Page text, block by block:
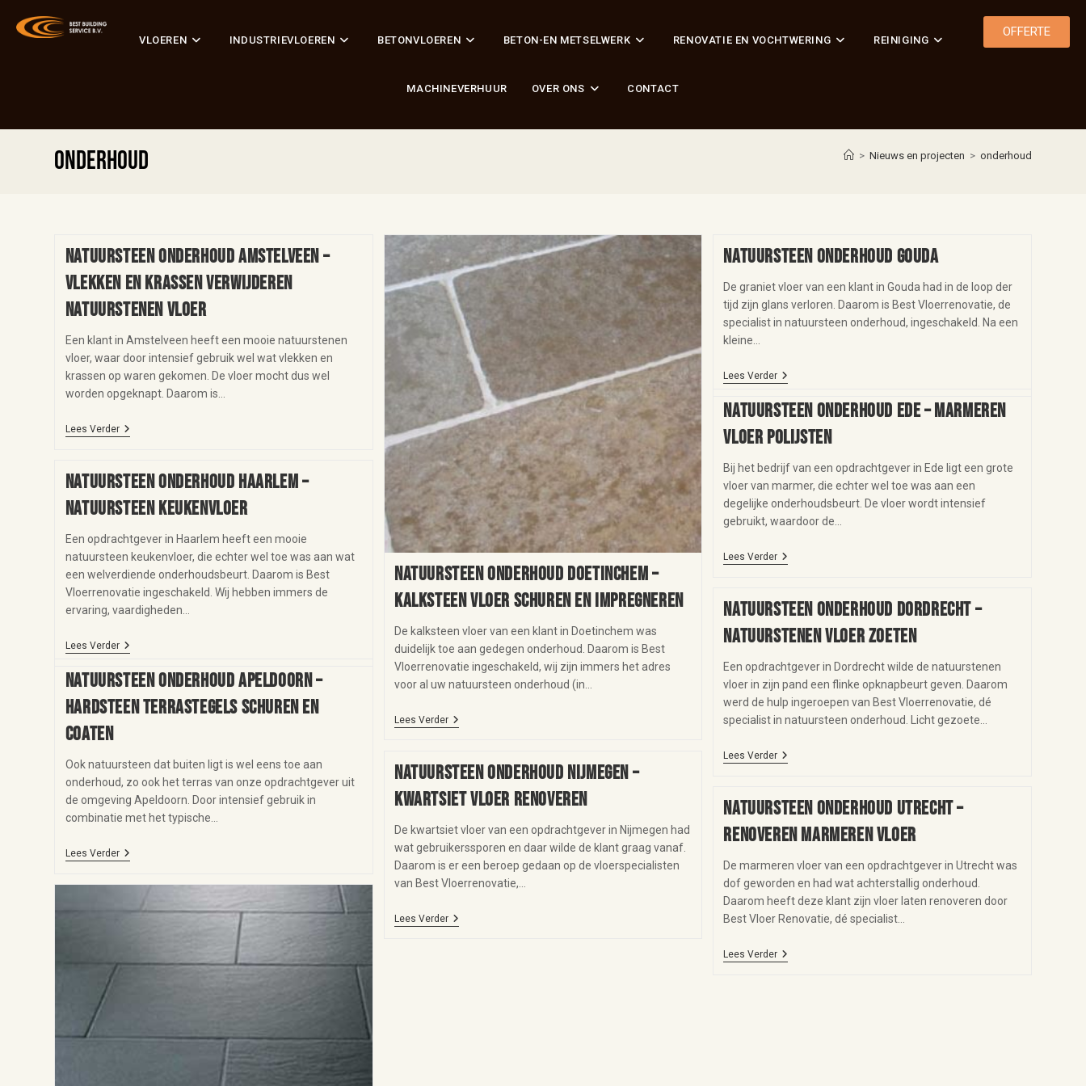
VLOEREN INDUSTRIEVLOEREN BETONVLOEREN BETON-EN METSELWERK RENOVATIE EN VOCHTWERING REINIGING
MACHINEVERHUUR OVER ONS CONTACT
OFFERTE
onderhoud > Nieuws en projecten > onderhoud
Natuursteen onderhoud Amstelveen –
vlekken en krassen verwijderen
natuurstenen vloer
Een klant in Amstelveen heeft een mooie natuurstenen
vloer, waar door intensief gebruik wel wat vlekken en
krassen op waren gekomen. De vloer mocht dus wel
worden opgeknapt. Daarom is…
Lees Verder
Natuursteen onderhoud Doetinchem –
kalksteen vloer schuren en impregneren
De kalksteen vloer van een klant in Doetinchem was
duidelijk toe aan gedegen onderhoud. Daarom is Best
Vloerrenovatie ingeschakeld, wij zijn immers het adres
voor al uw natuursteen onderhoud (in…
Lees Verder
Natuursteen onderhoud Gouda
De graniet vloer van een klant in Gouda had in de loop der
tijd zijn glans verloren. Daarom is Best Vloerrenovatie, de
specialist in natuursteen onderhoud, ingeschakeld. Na een
kleine…
Lees Verder
Natuursteen onderhoud Ede – marmeren
vloer polijsten
Bij het bedrijf van een opdrachtgever in Ede ligt een grote
vloer van marmer, die echter wel toe was aan een
degelijke onderhoudsbeurt. De vloer wordt intensief
gebruikt, waardoor de…
Lees Verder
Natuursteen onderhoud Haarlem –
natuursteen keukenvloer
Een opdrachtgever in Haarlem heeft een mooie
natuursteen keukenvloer, die echter wel toe was aan wat
een welverdiende onderhoudsbeurt. Daarom is Best
Vloerrenovatie ingeschakeld. Wij hebben immers de
ervaring, vaardigheden…
Lees Verder
Natuursteen onderhoud Dordrecht –
natuurstenen vloer zoeten
Een opdrachtgever in Dordrecht wilde de natuurstenen
vloer in zijn pand een flinke opknapbeurt geven. Daarom
werd de hulp ingeroepen van Best Vloerrenovatie, dé
specialist in natuursteen onderhoud. Licht gezoete…
Lees Verder
Natuursteen onderhoud Apeldoorn –
hardsteen terrastegels schuren en
coaten
Ook natuursteen dat buiten ligt is wel eens toe aan
onderhoud, zo ook het terras van onze opdrachtgever uit
de omgeving Apeldoorn. Door intensief gebruik in
combinatie met het typische…
Lees Verder
Natuursteen onderhoud Nijmegen –
kwartsiet vloer renoveren
De kwartsiet vloer van een opdrachtgever in Nijmegen had
wat gebruikerssporen en daar wilde de klant graag vanaf.
Daarom is er een beroep gedaan op de vloerspecialisten
van Best Vloerrenovatie,…
Lees Verder
Natuursteen onderhoud Utrecht –
renoveren marmeren vloer
De marmeren vloer van een opdrachtgever in Utrecht was
dof geworden en had wat achterstallig onderhoud.
Daarom heeft deze klant zijn vloer laten renoveren door
Best Vloer Renovatie, dé specialist…
Lees Verder